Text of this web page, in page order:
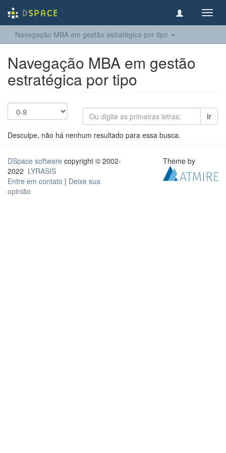
Navegação MBA em gestão estratégica por tipo
Navegação MBA em gestão
estratégica por tipo
Ir
Desculpe, não há nenhum resultado para essa busca.
DSpace software copyright © 2002-
2022 LYRASIS
Entre em contato | Deixe sua
opinião
Theme by